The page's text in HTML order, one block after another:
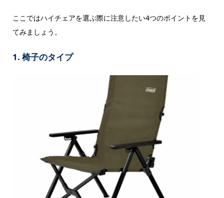
ここではハイチェアを選ぶ際に注意したい4つのポイントを見
てみましょう。
1. 椅子のタイプ